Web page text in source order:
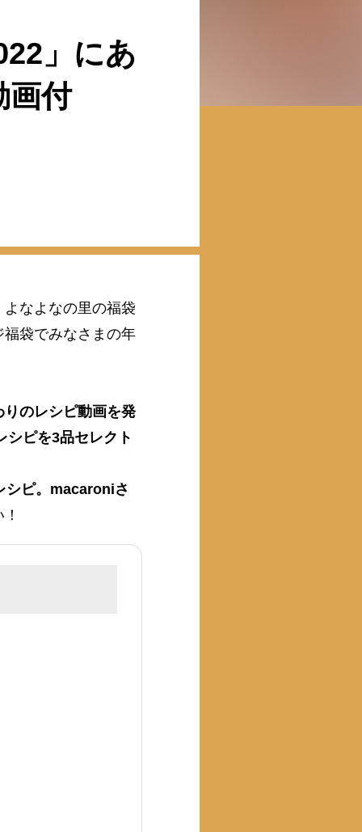
」にあ
画付
なよなの里の福袋
袋でみなさまの年
りのレシピ動画を発
ピを3品セレクト
シピ。macaroniさ